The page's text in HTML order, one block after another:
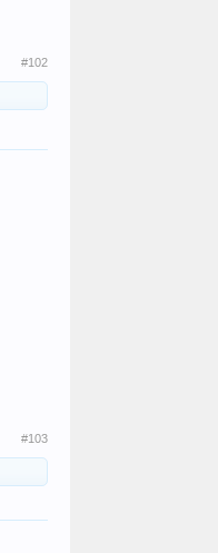
#102
#103